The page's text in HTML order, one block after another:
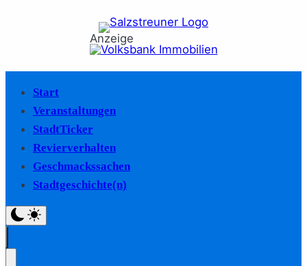
Anzeige
Start
Veranstaltungen
StadtTicker
Revierverhalten
Geschmackssachen
Stadtgeschichte(n)